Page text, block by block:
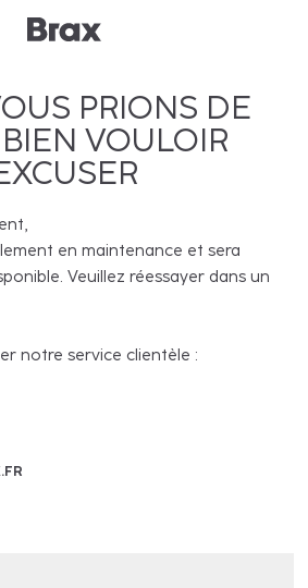
PRIONS DE
VOULOIR
en maintenance et sera
Veuillez réessayer dans un
notre service clientèle :